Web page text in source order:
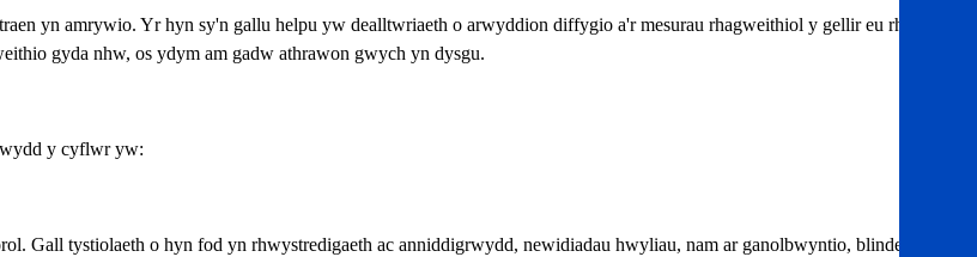
yn amrywio. Yr hyn sy'n gallu helpu yw dealltwriaeth o arwyddion diffygio a'r mesurau rhagweithiol y gellir eu rhoi ar
gyda nhw, os ydym am gadw athrawon gwych yn dysgu.
y cyflwr yw:
Gall tystiolaeth o hyn fod yn rhwystredigaeth ac anniddigrwydd, newidiadau hwyliau, nam ar ganolbwyntio, blinder